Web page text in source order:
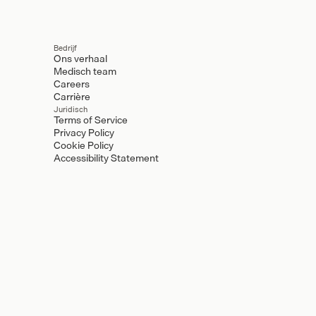
Bedrijf
Ons verhaal
Medisch team
Careers
Carrière
Juridisch
Terms of Service
Privacy Policy
Cookie Policy
Accessibility Statement